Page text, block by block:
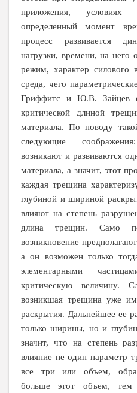
приложения,
определенный момент
процесс развивается
нагрузки, времени, на него
режим, характер силового
среда, чего
Гриффитс и Ю.В. Зайцев
критической длиной
материала. По поводу
следующие
возникают и развиваются
материала, а значит, этот
каждая трещина
глубиной и шириной
влияют на степень
длина трещин. Само
возникновение
а он возможен только
элементарными
критическую величину.
возникшая трещина уже
раскрытия. Дальнейшее ее
только ширины, но и
значит, что на степень
влияние не один параметр
все три или объем,
больше этот объем, тем